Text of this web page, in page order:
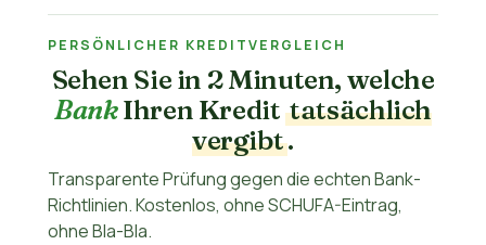
PERSÖNLICHER KREDITVERGLEICH
Sehen Sie in 2 Minuten, welche
BankIhren Kredittatsächlich
vergibt.
Transparente Prüfung gegen die echten Bank-
Richtlinien. Kostenlos, ohne SCHUFA-Eintrag,
ohne Bla-Bla.